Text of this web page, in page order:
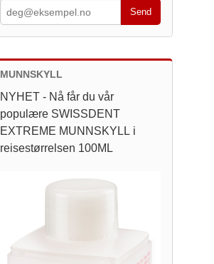
MUNNSKYLL
NYHET - Nå får du vår
populære SWISSDENT
EXTREME MUNNSKYLL i
reisestørrelsen 100ML